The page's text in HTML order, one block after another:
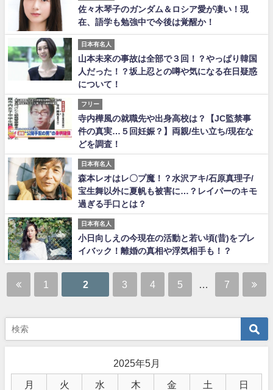
佐々木琴子のガンダム＆ロシア愛が凄い！現
在、語学も勉強中で今後は覚醒か！
日本有名人
山本未來の事故は全部で３回！？やっぱり韓国
人だった！？坂上忍との噂や気になる在日疑惑
について！
フリー
寺内樺風の就職先や出身高校は？【JC監禁事
件の真実…５回妊娠？】両親/生い立ち/現在な
どを調査！
日本有名人
森本レオはレ〇プ魔！？水沢アキ/石原真理子/
宝生舞以外に夏帆も被害に…？レイパーのキモ
過ぎる手口とは？
日本有名人
小日向しえの今現在の活動と若い頃(昔)をプレ
イバック！離婚の真相や浮気相手も！？
1 2 3 4 5 7
2025年5月
月 火 水 木 金 土 日